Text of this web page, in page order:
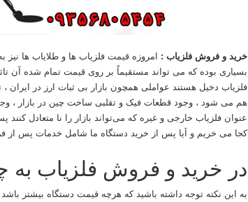
خرید و فروش فلزیاب : امروزه قیمت فلزیاب ها و طلایاب ها نیز
بسیاری بوده که می تواند مستقیماً بر روی قیمت تمام شده آن
فلزیاب دخیل هستند عواملی همچون بازار بی ثبات ارز در ایران
هم می شود ، وجود قطعات فیک و تقلبی ساخت چین در بازار ،
عنوان فلزیاب خارجی و غیره که می‌تواند بازار را نا متعادل
کجا می خریم و آیا پس از خرید دستگاه ما شامل خدمات پس از
در خرید و فروش فلزیاب به
به این نکته توجه داشته باشید که هرچه قیمت دستگاه بیشتر